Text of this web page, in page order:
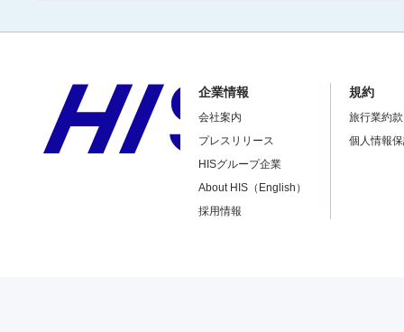
企業情報
会社案内
プレスリリース
HISグループ企業
About HIS（English）
採用情報
規約
旅行業約
個人情報